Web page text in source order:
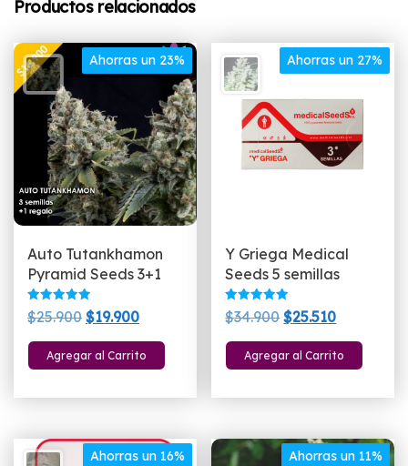
Productos relacionados
Ahorras un 23%
Auto Tutankhamon
Pyramid Seeds 3+1
Valorado
con
de 5
$25.900 El
precio
original
$19.900El
precio
actual
Agregar al Carrito
Ahorras un 27%
Y Griega Medical
Seeds 5 semillas
Valorado
con
de 5
$34.900El
precio
original
$25.510El
precio
actual
Agregar al Carrito
Ahorras un 16% Ahorras un 11%